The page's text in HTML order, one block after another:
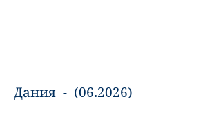
Дания - (06.2026)